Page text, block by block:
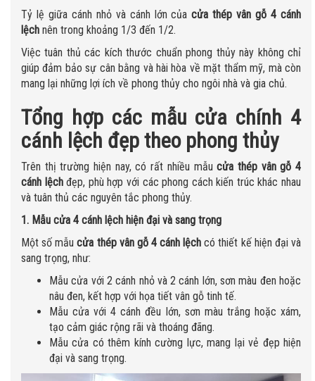
Tỷ lệ giữa cánh nhỏ và cánh lớn củacửa thép vân gỗ 4 cánh
lệch nên trong khoảng 1/3 đến 1/2.
Việc tuân thủ các kích thước chuẩn phong thủy này không chỉ
giúp đảm bảo sự cân bằng và hài hòa về mặt thẩm mỹ, mà còn
mang lại những lợi ích về phong thủy cho ngôi nhà và gia chủ.
Tổng hợp các mẫu cửa chính 4
cánh lệch đẹp theo phong thủy
Trên thị trường hiện nay, có rất nhiều mẫucửa thép vân gỗ 4
cánh lệchđẹp, phù hợp với các phong cách kiến trúc khác nhau
và tuân thủ các nguyên tắc phong thủy.
1. Mẫu cửa 4 cánh lệch hiện đại và sang trọng
Một số mẫucửa thép vân gỗ 4 cánh lệch có thiết kế hiện đại và
sang trọng, như:
Mẫu cửa với 2 cánh nhỏ và 2 cánh lớn, sơn màu đen hoặc
nâu đen, kết hợp với họa tiết vân gỗ tinh tế.
Mẫu cửa với 4 cánh đều lớn, sơn màu trắng hoặc xám,
tạo cảm giác rộng rãi và thoáng đãng.
Mẫu cửa có thêm kính cường lực, mang lại vẻ đẹp hiện
đại và sang trọng.